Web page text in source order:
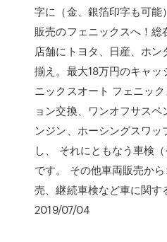
字に（金、銀箔印字も可
販売のフェニックスへ！
店舗にトヨタ、日産、ホ
揃え。最大18万円のキャ
ニックスオート フェニッ
ョン交換、ワンオフサス
ンジン、ホーシングスワ
し、 それにともなう車検
です。 その他車両販売か
売、継続車検など車に関す
2019/07/04